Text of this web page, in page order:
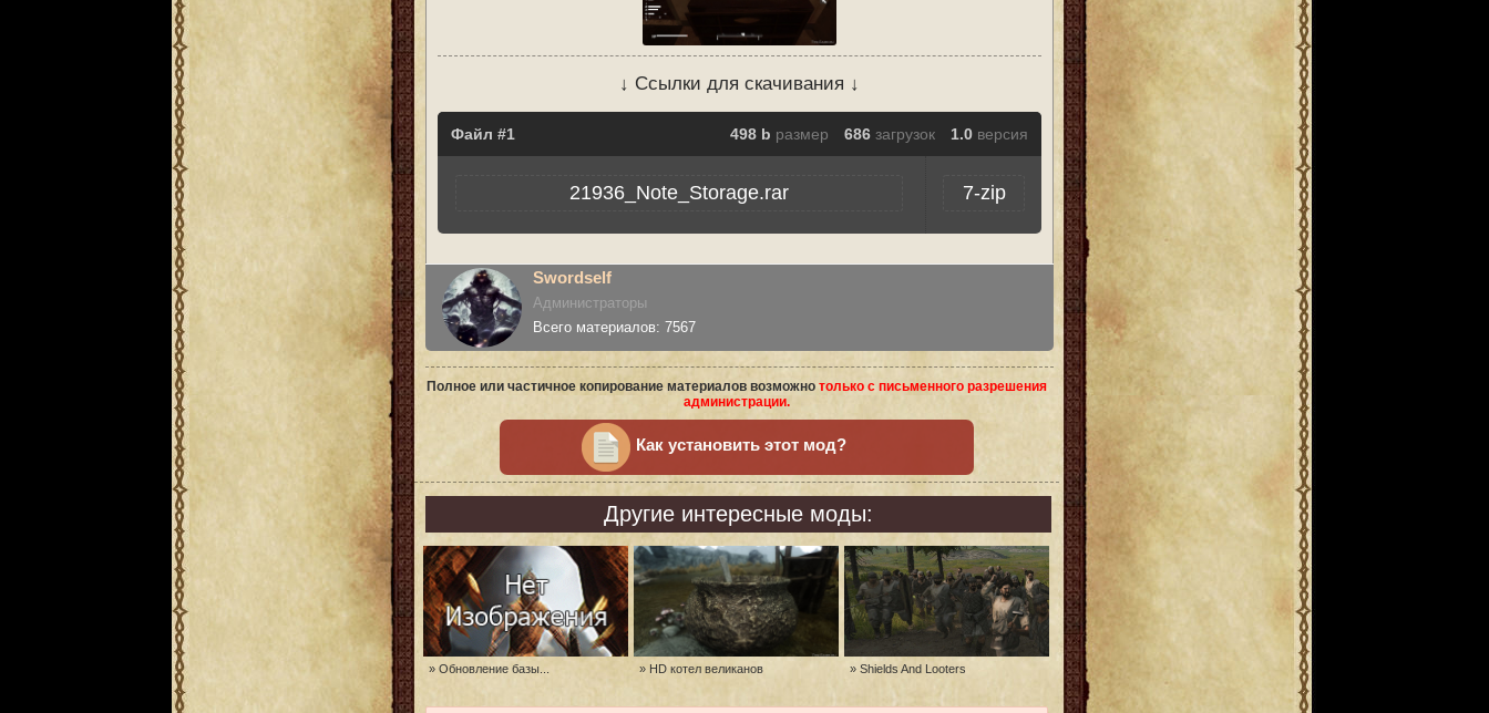
↓ Ссылки для скачивания ↓
Файл 498 b размер 686 загрузок 1.0 версия
21936_Note_Storage.rar 7-zip
Swordself
Администраторы
Всего материалов: 7567
Полное или частичное копирование материалов возможно только с письменного разрешения
администрации.
Как установить этот мод?
Другие интересные моды:
» Обновление базы... » HD котел великанов » Shields And Looters